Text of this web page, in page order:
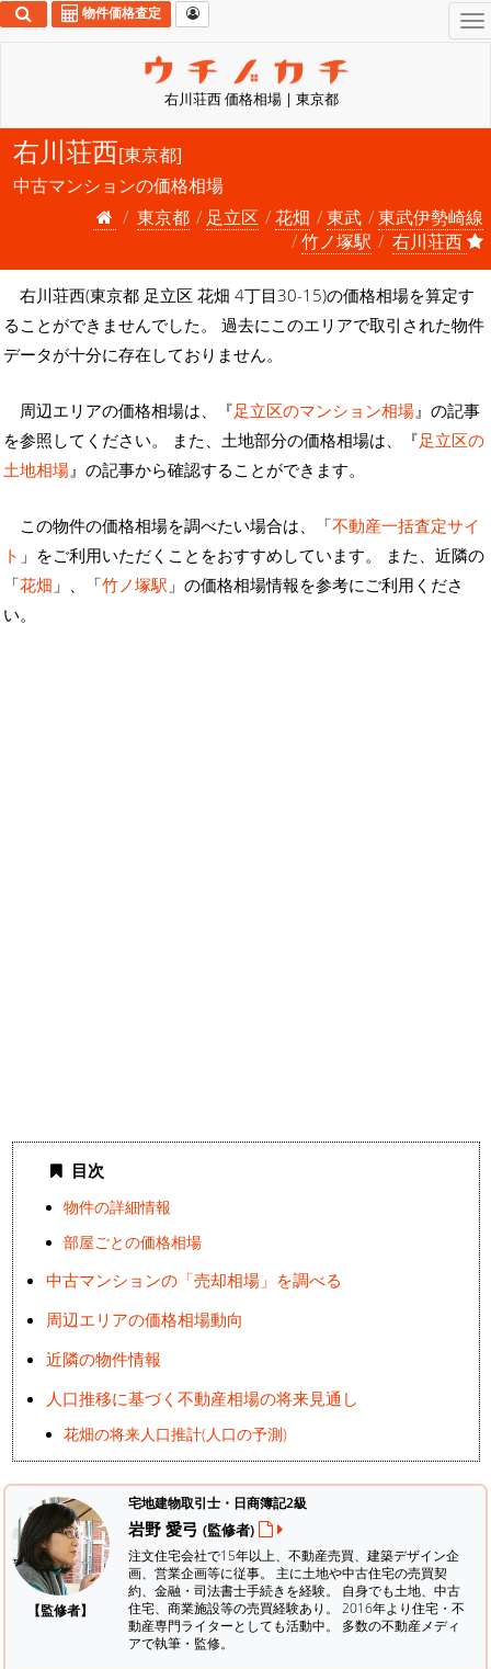
右川荘西 価格相場 | 東京都
物件価格査定
右川荘西[東京都]
中古マンションの価格相場
東京都
足立区 花畑 東武
東武伊勢崎線
竹ノ塚駅
右川荘西
右川荘西(東京都 足立区 花畑 4丁目30-15)の価格相場を算定す
ることができませんでした。 過去にこのエリアで取引された物件
データが十分に存在しておりません。
周辺エリアの価格相場は、『足立区のマンション相場』の記事
を参照してください。 また、土地部分の価格相場は、『足立区の
土地相場』の記事から確認することができます。
この物件の価格相場を調べたい場合は、「不動産一括査定サイ
ト 」をご利用いただくことをおすすめしています。 また、近隣の
「花畑 」、「竹ノ塚駅 」の価格相場情報を参考にご利用くださ
い。
目次
物件の詳細情報
部屋ごとの価格相場
中古マンションの「売却相場」を調べる
周辺エリアの価格相場動向
近隣の物件情報
人口推移に基づく不動産相場の将来見通し
花畑の将来人口推計(人口の予測)
【監修者】
宅地建物取引士・日商簿記2級
岩野 愛弓 (監修者)
注文住宅会社で15年以上、不動産売買、建築デザイン企
画、営業企画等に従事。 主に土地や中古住宅の売買契
約、金融・司法書士手続きを経験。 自身でも土地、中古
住宅、商業施設等の売買経験あり。 2016年より住宅・不
動産専門ライターとしても活動中。 多数の不動産メディ
アで執筆・監修。